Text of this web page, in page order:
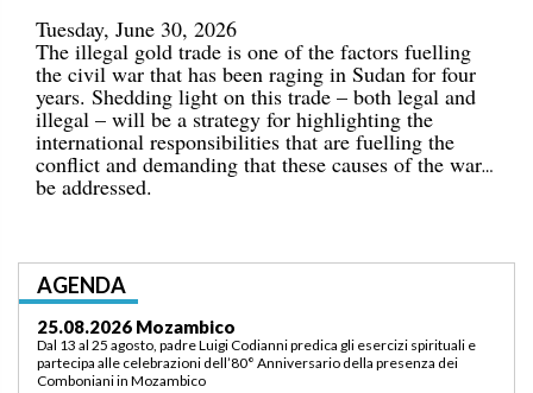
Tuesday, June 30, 2026
The illegal gold trade is one of the factors fuelling
the civil war that has been raging in Sudan for four
years. Shedding light on this trade – both legal and
illegal – will be a strategy for highlighting the
international responsibilities that are fuelling the
conflict and demanding that these causes of the war
be addressed.
AGENDA
03.09.2026 Lomé/Togo
Padre Luigi Codianni e padre Elias Sindjalim partecipano dal 26 agosto al 3
settembre all’incontro della commissione ASCAF sulla riorganizzazione
della regione a Lomé/Togo